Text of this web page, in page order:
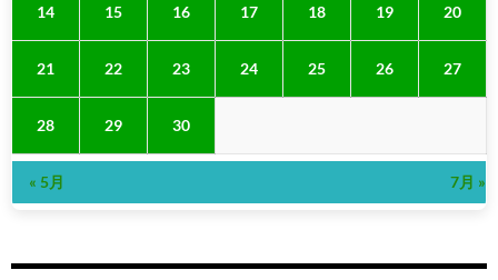
14 15 16 17 18 19 20
21 22 23 24 25 26 27
28 29 30
« 5月 7月 »